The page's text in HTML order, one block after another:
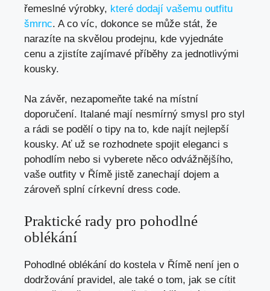
řemeslné výrobky, které dodají vašemu outfitu
šmrnc. A co víc, dokonce se může stát, že
narazíte na skvělou prodejnu, kde vyjednáte
cenu a zjistíte zajímavé příběhy za jednotlivými
kousky.
Na závěr, nezapomeňte také na místní
doporučení. Italané mají nesmírný smysl pro styl
a rádi se podělí o tipy na to, kde najít nejlepší
kousky. Ať už se rozhodnete spojit eleganci s
pohodlím nebo si vyberete něco odvážnějšího,
vaše outfity v Římě jistě zanechají dojem a
zároveň splní církevní dress code.
Praktické rady pro pohodlné
oblékání
Pohodlné oblékání do kostela v Římě není jen o
dodržování pravidel, ale také o tom, jak se cítit